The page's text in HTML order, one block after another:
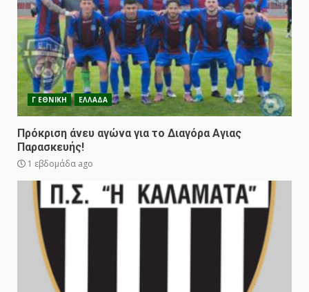
Γ ΕΘΝΙΚΗ ΕΛΛΑΔΑ
Πρόκριση άνευ αγώνα για το Διαγόρα Αγιας
Παρασκευής!
1 εβδομάδα ago